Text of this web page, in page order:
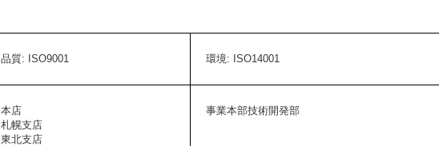
品質: ISO9001 環境: ISO14001
本店
札幌支店
東北支店
事業本部技術開発部